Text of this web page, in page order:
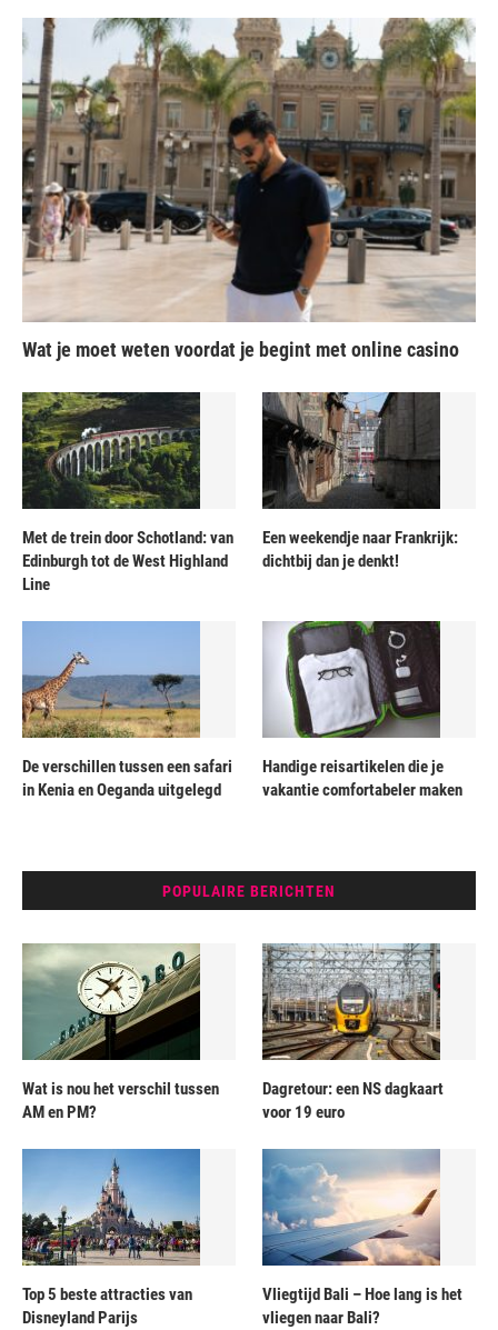
Wat je moet weten voordat je begint met online casino
Met de trein door Schotland: van
Edinburgh tot de West Highland
Line
Een weekendje naar Frankrijk:
dichtbij dan je denkt!
De verschillen tussen een safari
in Kenia en Oeganda uitgelegd
Handige reisartikelen die je
vakantie comfortabeler maken
POPULAIRE BERICHTEN
Wat is nou het verschil tussen
AM en PM?
Dagretour: een NS dagkaart
voor 19 euro
Top 5 beste attracties van
Disneyland Parijs
Vliegtijd Bali – Hoe lang is het
vliegen naar Bali?